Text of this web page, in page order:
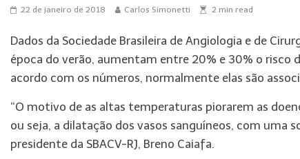
22 de janeiro de 2018 Carlos Simonetti 2 min read
Dados da Sociedade Brasileira de Angiologia e de
época do verão, aumentam entre 20% e 30% o risco
acordo com os números, normalmente elas são
“O motivo de as altas temperaturas piorarem as
ou seja, a dilatação dos vasos sanguíneos, com uma
presidente da SBACV-RJ, Breno Caiafa.